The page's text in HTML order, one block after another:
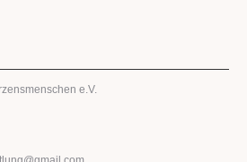
e.V.